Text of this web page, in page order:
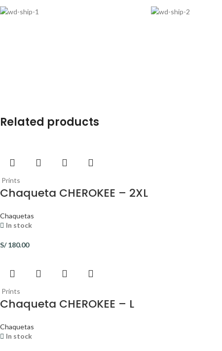
Related products
Prints
Chaqueta CHEROKEE – 2XL
Chaquetas
In stock
S/180.00
Prints
Chaqueta CHEROKEE – L
Chaquetas
In stock